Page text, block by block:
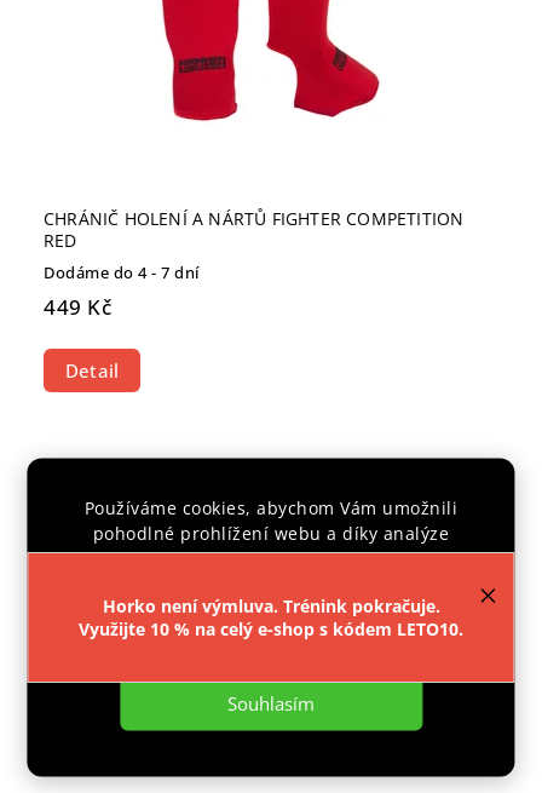
Používáme cookies, abychom Vám umožnili
pohodlné prohlížení webu a díky analýze
provozu webu neustále zlepšovali jeho funkce,
Nastavení
Souhlasím
Horko není výmluva. Trénink pokračuje.
Využijte 10 % na celý e-shop s kódem LETO10.
CHRÁNIČ HOLENÍ A NÁRTŮ FIGHTER COMPETITION
RED
Dodáme do 4 - 7 dní
449 Kč
Detail
FacebookInstagram
objednavka@ipponshop.cz
+ 420 603 543 377